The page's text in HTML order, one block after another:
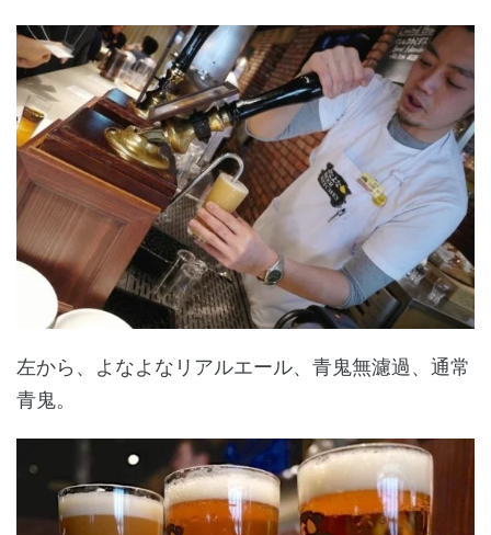
左から、よなよなリアルエール、青鬼無濾過、通常
青鬼。